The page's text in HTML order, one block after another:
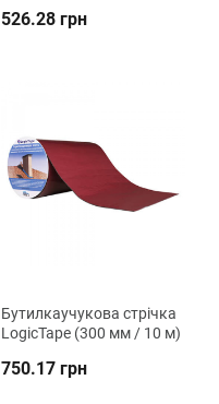
526.28 грн
Бутилкаучукова стрічка
LogicTape (300 мм / 10 м)
750.17 грн